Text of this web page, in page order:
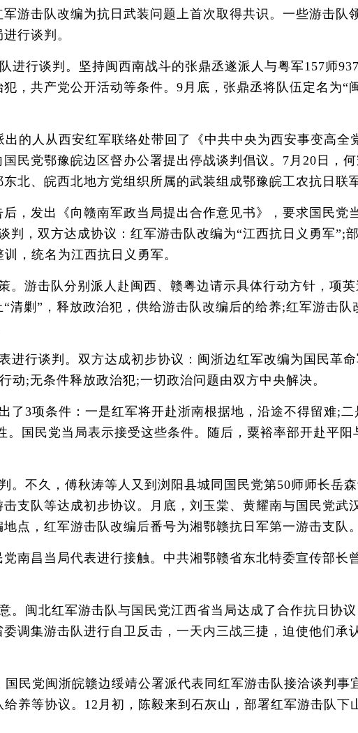
游击队改编为抗日武装问题上首次取得共识。一些游击队
行谈判。
行谈判。坚持闽西南战斗的张鼎丞遂派人与粤军157师
，共产党公开活动等条件。9月底，张鼎丞将队伍定名为“
的人从西安红军联络处带回了《中共中央为西安事变高全
民党鄂豫皖边区督办公署提出停战谈判倡议。7月20日，
北、皖西北地方党组织所属的武装组成鄂豫皖工农抗日联
发出《向赣南军政当局提出合作意见书》，要求国民党
，双方达成协议：红军游击队改编为“江西抗日义勇军”;
，统名为江西抗日义勇军。
游击队分别派人赴闽西、赣粤边请示具体行动方针，项
清剿”，释放政治犯，供给游击队改编后的给养;红军游击队
行谈判。双方达成初步协议：闽浙边红军改编为国民革
;无条件释放政治犯;一切政治问题由双方中央解决。
3项条件：一是红军将开赴浙南根据地，沿途不得留难;二
国民党当局表示接受这些条件。随后，粟裕率部开赴平阳
不久，傅秋涛等人又到浏阳县城同国民党第50师师长岳
支队等达成初步协议。月底，刘玉棠、黄耀南与国民党武
点，红军游击队改编后番号为湘鄂赣抗日军第一游击支队
昌当局代表进行接触。中共湘鄂赣省东北特委宣传部长
闽北红军游击队与国民党江西省当局达成了合作抗日协
调集游击队进行自卫反击，一天内三战三捷，迫使他们承
民党闽浙皖赣边绥靖公署派代表同红军游击队接洽谈判事
养等协议。12月初，陈毅来到石灰山，部署红军游击队下